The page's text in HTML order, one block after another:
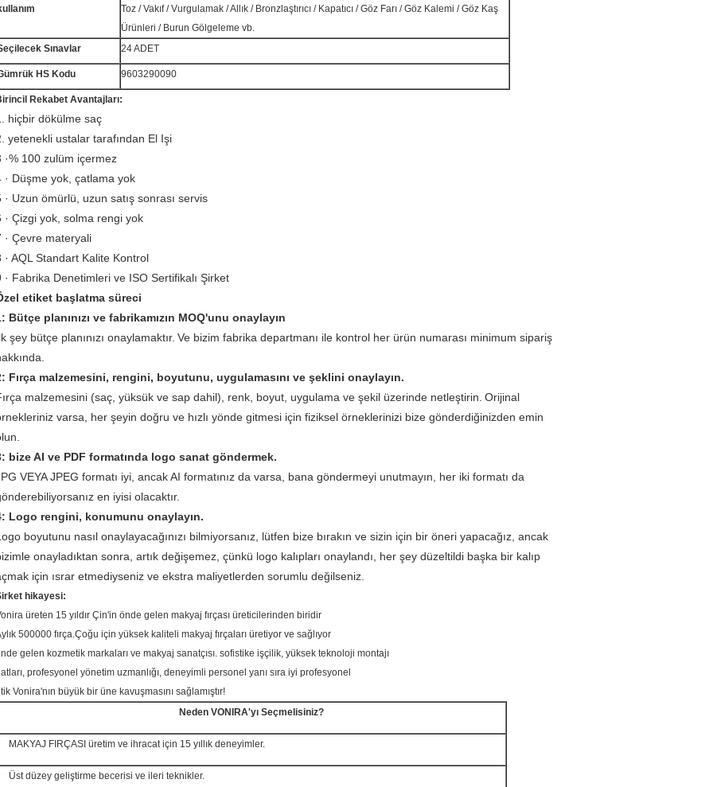
Toz / Vakıf / Vurgulamak / Allık / Bronzlaştırıcı / Kapatıcı / Göz Farı / Göz Kalemi / Göz Kaş
Ürünleri / Burun Gölgeleme vb.
Sınavlar
24 ADET
HS Kodu 9603290090
Rekabet Avantajları:
hiçbir dökülme saç
yetenekli ustalar tarafından El Işi
·% 100 zulüm içermez
· Düşme yok, çatlama yok
· Uzun ömürlü, uzun satış sonrası servis
· Çizgi yok, solma rengi yok
· Çevre materyali
· AQL Standart Kalite Kontrol
· Fabrika Denetimleri ve ISO Sertifikalı Şirket
etiket başlatma süreci
Bütçe planınızı ve fabrikamızın MOQ'unu onaylayın
şey bütçe planınızı onaylamaktır. Ve bizim fabrika departmanı ile kontrol her ürün numarası minimum sipariş
Fırça malzemesini, rengini, boyutunu, uygulamasını ve şeklini onaylayın.
malzemesini (saç, yüksük ve sap dahil), renk, boyut, uygulama ve şekil üzerinde netleştirin. Orijinal
varsa, her şeyin doğru ve hızlı yönde gitmesi için fiziksel örneklerinizi bize gönderdiğinizden emin
bize AI ve PDF formatında logo sanat göndermek.
VEYA JPEG formatı iyi, ancak AI formatınız da varsa, bana göndermeyi unutmayın, her iki formatı da
en iyisi olacaktır.
Logo rengini, konumunu onaylayın.
boyutunu nasıl onaylayacağınızı bilmiyorsanız, lütfen bize bırakın ve sizin için bir öneri yapacağız, ancak
onayladıktan sonra, artık değişemez, çünkü logo kalıpları onaylandı, her şey düzeltildi başka bir kalıp
için ısrar etmediyseniz ve ekstra maliyetlerden sorumlu değilseniz.
hikayesi:
üreten 15 yıldır Çin'in önde gelen makyaj fırçası üreticilerinden biridir
500000 fırça.Çoğu için yüksek kaliteli makyaj fırçaları üretiyor ve sağlıyor
gelen kozmetik markaları ve makyaj sanatçısı. sofistike işçilik, yüksek teknoloji montajı
profesyonel yönetim uzmanlığı, deneyimli personel yanı sıra iyi profesyonel
Vonira'nın büyük bir üne kavuşmasını sağlamıştır!
Neden VONIRA'yı Seçmelisiniz?
MAKYAJ FIRÇASI üretim ve ihracat için 15 yıllık deneyimler.
Üst düzey geliştirme becerisi ve ileri teknikler.